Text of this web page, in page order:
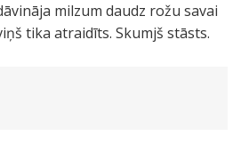
milzum daudz rožu savai
tika atraidīts. Skumjš stāsts.